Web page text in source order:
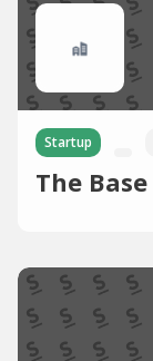
Startup
The Base